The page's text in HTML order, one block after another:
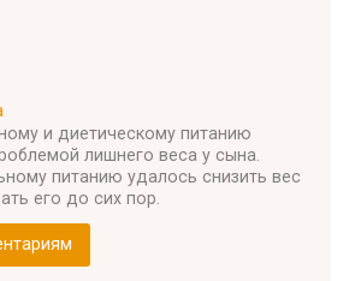
и диетическому питанию
лишнего веса у сына.
питанию удалось снизить вес
его до сих пор.